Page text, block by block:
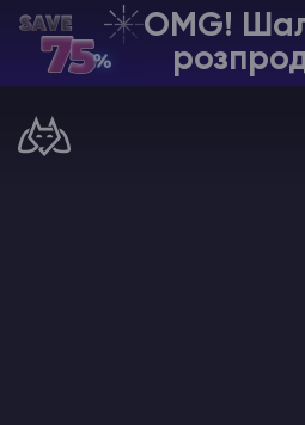
OMG!
UA | USD
Manage your servers &